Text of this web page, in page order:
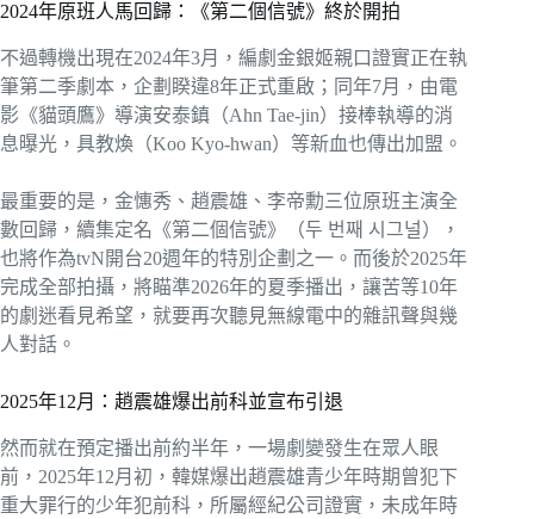
2024年原班人馬回歸：《第二個信號》終於開拍
不過轉機出現在2024年3月，編劇金銀姬親口證實正在執
筆第二季劇本，企劃睽違8年正式重啟；同年7月，由電
影《貓頭鷹》導演安泰鎮（Ahn Tae-jin）接棒執導的消
息曝光，具教煥（Koo Kyo-hwan）等新血也傳出加盟。
最重要的是，金憓秀、趙震雄、李帝勳三位原班主演全
數回歸，續集定名《第二個信號》（두 번째 시그널），
也將作為tvN開台20週年的特別企劃之一。而後於2025年
完成全部拍攝，將瞄準2026年的夏季播出，讓苦等10年
的劇迷看見希望，就要再次聽見無線電中的雜訊聲與幾
人對話。
2025年12月：趙震雄爆出前科並宣布引退
然而就在預定播出前約半年，一場劇變發生在眾人眼
前，2025年12月初，韓媒爆出趙震雄青少年時期曾犯下
重大罪行的少年犯前科，所屬經紀公司證實，未成年時